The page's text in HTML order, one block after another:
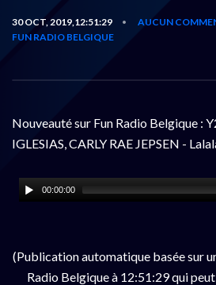
30 OCT, 2019,12:51:29 • AUCUN
FUN RADIO BELGIQUE
Nouveauté sur Fun Radio Belgique :
IGLESIAS, CARLY RAE JEPSEN -
00:00:00
(Publication automatique basée sur
Radio Belgique à 12:51:29 qui